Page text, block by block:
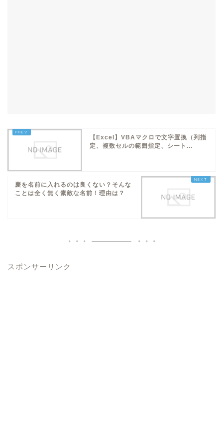
【Excel】VBAマクロで文字置換（列指
定、複数セルの範囲指定、シート...
慶を名前に入れるのは良くない？そんな
ことは全く無く素敵な名前！理由は？
スポンサーリンク